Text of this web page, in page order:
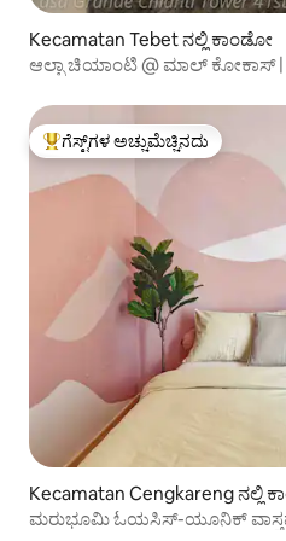
Kecamatan Tebet ನಲ್ಲಿ ಕಾಂಡೋ
ಆಲ್ಬಾ ಚಿಯಾಂಟಿ @ ಮಾಲ್ ಕೋಕಾಸ್ |
ಗೆಸ್ಟ್‌ಗಳಿಗೆ ಅತಿ ಹೆಚ್ಚು ಅಚ್ಚುಮೆಚ್ಚಿನದು
ಗೆಸ್ಟ್‌ಗಳ ಅಚ್ಚುಮೆಚ್ಚಿನದು
Kecamatan Cengkareng ನಲ್ಲಿ
ಮರುಭೂಮಿ ಓಯಸಿಸ್-ಯೂನಿಕ್